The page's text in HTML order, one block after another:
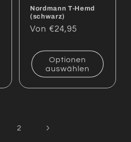
Nordmann T-Hemd
(schwarz)
Normaler
Von €24,95
Optionen
auswählen
2